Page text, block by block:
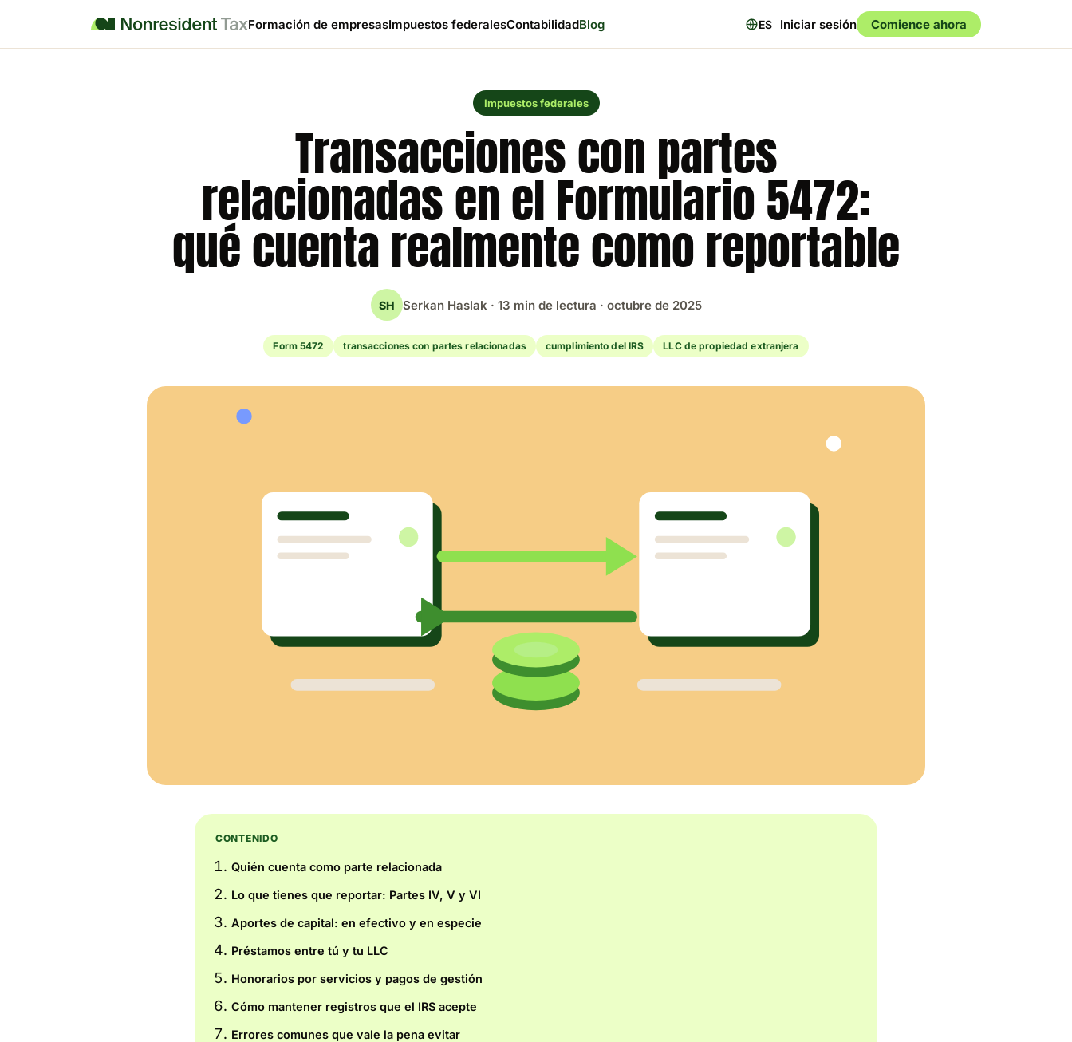
Formación de empresasImpuestos federalesContabilidadBlog ES Iniciar sesión Comience ahora
Impuestos federales
Transacciones con partes
relacionadas en el Formulario 5472:
qué cuenta realmente como reportable
SH Serkan Haslak · 13 min de lectura · octubre de 2025
Form 5472 transacciones con partes relacionadas cumplimiento del IRS LLC de propiedad extranjera
CONTENIDO
Quién cuenta como parte relacionada
Lo que tienes que reportar: Partes IV, V y VI
Aportes de capital: en efectivo y en especie
Préstamos entre tú y tu LLC
Honorarios por servicios y pagos de gestión
Cómo mantener registros que el IRS acepte
Errores comunes que vale la pena evitar